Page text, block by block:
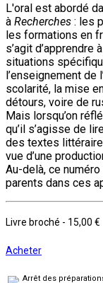
L'oral est abordé
à Recherches : les
les formations en
s’agit d’apprendre
situations
l’enseignement de
scolarité, la mise
détours, voire de
Mais lorsqu’on
qu’il s’agisse de
des textes
vue d’une
Au-delà, ce
parents dans ces
Livre broché - 15,00 €
Acheter
Arrêt des